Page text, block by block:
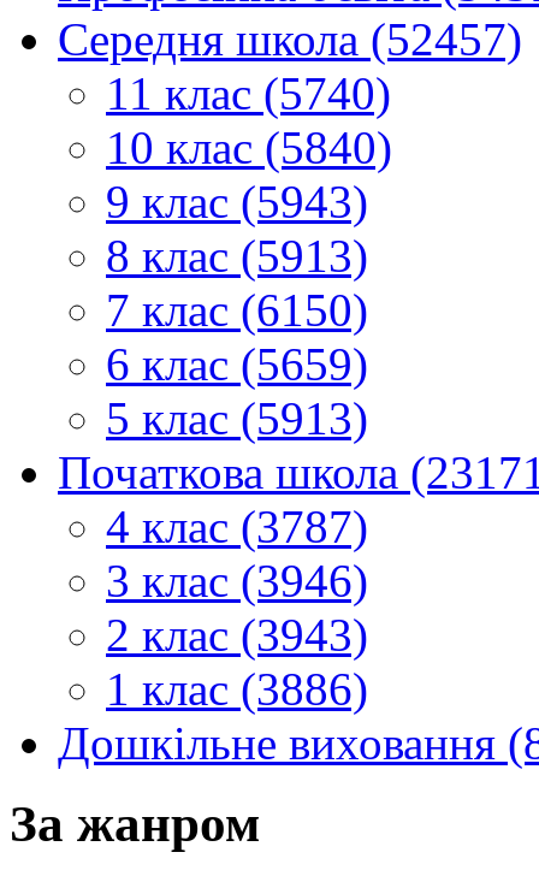
Середня школа (52457)
11 клас (5740)
10 клас (5840)
9 клас (5943)
8 клас (5913)
7 клас (6150)
6 клас (5659)
5 клас (5913)
Початкова школа
4 клас (3787)
3 клас (3946)
2 клас (3943)
1 клас (3886)
Дошкільне виховання
За жанром